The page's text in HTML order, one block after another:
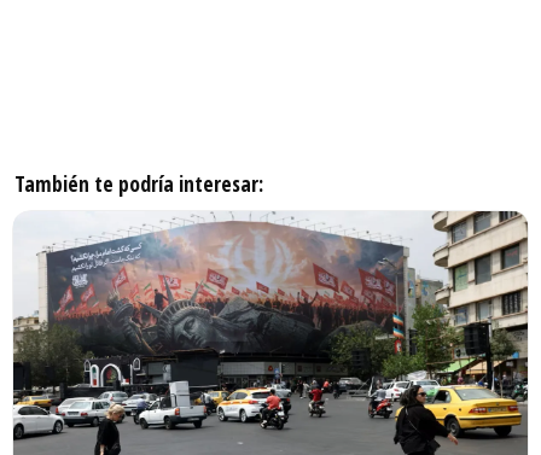
También te podría interesar: